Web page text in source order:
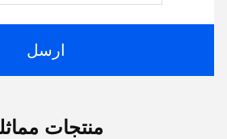
ارسل
منتجات